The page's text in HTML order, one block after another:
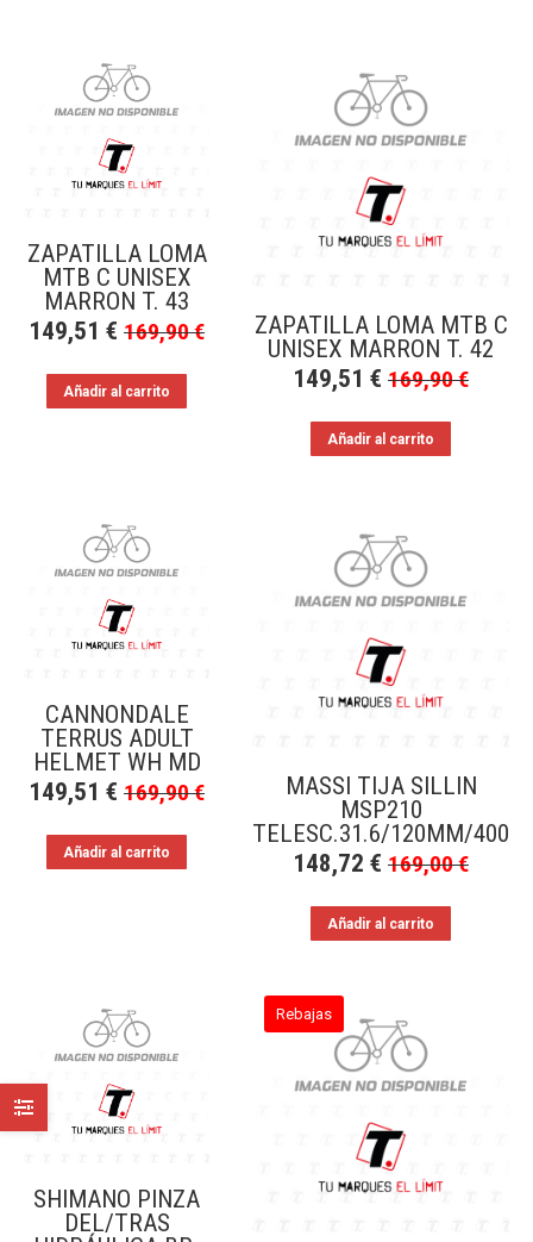
ZAPATILLA LOMA
MTB C UNISEX
MARRON T. 43
149,51 € 169,90€
Añadir al carrito
ZAPATILLA LOMA MTB C
UNISEX MARRON T. 42
149,51 € 169,90€
Añadir al carrito
CANNONDALE
TERRUS ADULT
HELMET WH MD
149,51 € 169,90€
Añadir al carrito
MASSI TIJA SILLIN
MSP210
TELESC.31.6/120MM/400
148,72 € 169,00€
Añadir al carrito
SHIMANO PINZA
DEL/TRAS
Rebajas